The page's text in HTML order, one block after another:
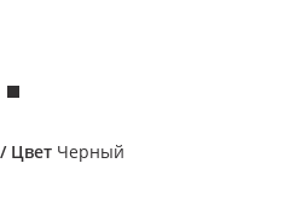
/ Цвет Черный